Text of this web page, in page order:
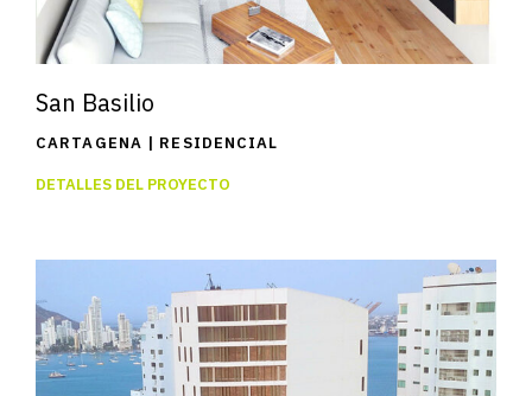
San Basilio
CARTAGENA | RESIDENCIAL
DETALLES DEL PROYECTO